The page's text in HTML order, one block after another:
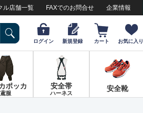
ル店舗一覧 FAXでのお問合せ 企業情報
ログイン 新規登録 カート お気に入り
ポッカ
鳶服
安全帯
ハーネス
安全靴